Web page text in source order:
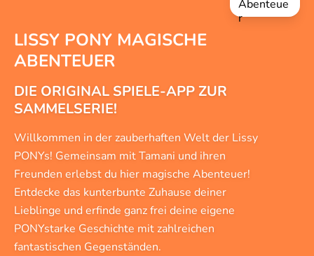
LISSY PONY MAGISCHE
ABENTEUER
DIE ORIGINAL SPIELE-APP ZUR
SAMMELSERIE!
Willkommen in der zauberhaften Welt der Lissy
PONYs! Gemeinsam mit Tamani und ihren
Freunden erlebst du hier magische Abenteuer!
Entdecke das kunterbunte Zuhause deiner
Lieblinge und erfinde ganz frei deine eigene
PONYstarke Geschichte mit zahlreichen
fantastischen Gegenständen.